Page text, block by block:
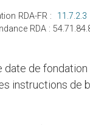
RDA-FR : 11.7.2.3
instructions de